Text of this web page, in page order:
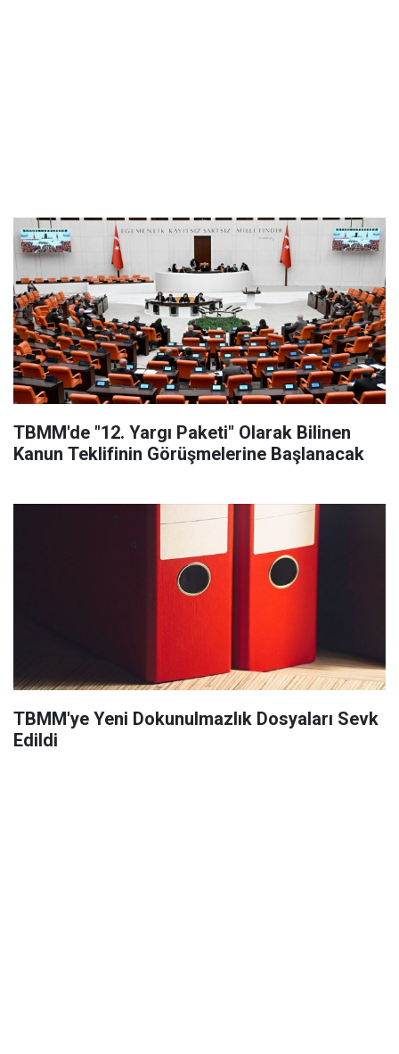
TBMM'de "12. Yargı Paketi" Olarak Bilinen
Kanun Teklifinin Görüşmelerine Başlanacak
TBMM'ye Yeni Dokunulmazlık Dosyaları Sevk
Edildi